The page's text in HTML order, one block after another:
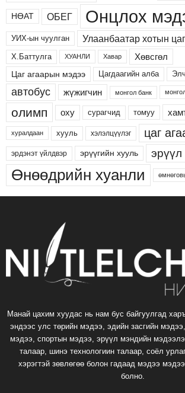
НӨАТ ОБЕГ Онцлох
УИХ-ын чуулган Улаанбаатар хотын
Х.Баттулга ХУАНЛИ Хавар Хөвсгөл
Цаг агаарын мэдээ Цагдаагийн алба
автобус жүжигчин монгол банк
олимп оху сурагчид томуу
хуралдаан хууль хэлэлцүүлэг цаг
эрдэнэт үйлдвэр эрүүгийн хууль
Өнөөдрийн хуанли
Манай цахим хуудас нь нам бус байгуулгад
эндээс улс төрийн мэдээ, эдийн засгийн
мэдээ, спортын мэдээ, эрүүл мэндийн
талаар, шинэ технологиин талаар, соёл
хэрэгтэй зөвлөгөө болон гадаад мэдээ
болно.